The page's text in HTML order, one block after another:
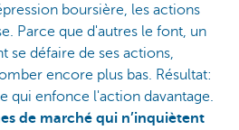
boursière, les actions
Parce que d'autres le font, un
se défaire de ses actions,
encore plus bas. Résultat:
qui enfonce l'action davantage.
de marché qui n’inquiètent